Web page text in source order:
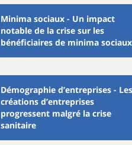
Minima sociaux - Un impact
notable de la crise sur les
bénéficiaires de minima sociaux
Démographie d’entreprises - Les
créations d’entreprises
progressent malgré la crise
sanitaire